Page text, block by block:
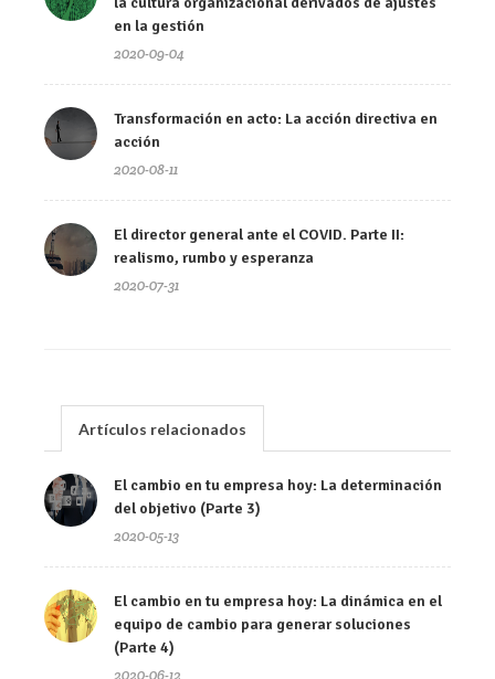
en la gestión
2020-09-04
Transformación en acto: La acción directiva en
acción
2020-08-11
El director general ante el COVID. Parte II:
realismo, rumbo y esperanza
2020-07-31
Artículos relacionados
El cambio en tu empresa hoy: La determinación
del objetivo (Parte 3)
2020-05-13
El cambio en tu empresa hoy: La dinámica en el
equipo de cambio para generar soluciones
(Parte 4)
2020-06-12